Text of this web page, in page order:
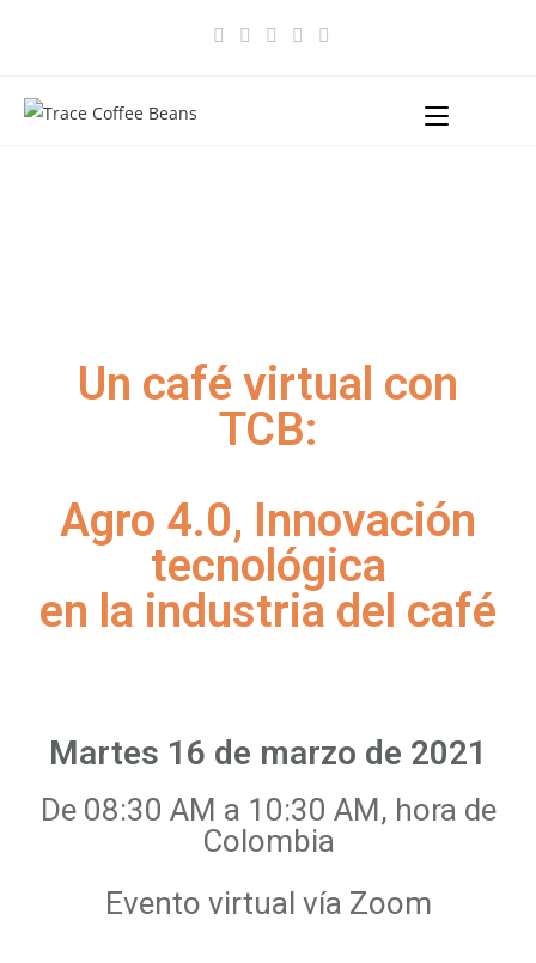
Un café virtual con
TCB:
Agro 4.0, Innovación
tecnológica
en la industria del café
Martes 16 de marzo de 2021
De 08:30 AM a 10:30 AM, hora de
Colombia
Evento virtual vía Zoom